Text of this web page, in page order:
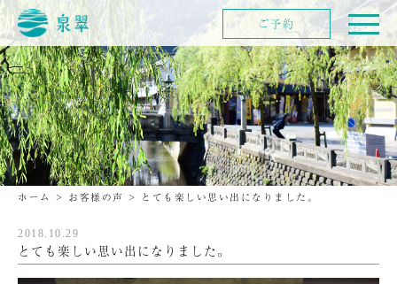
ホーム > お客様の声 > とても楽しい思い出になりました。
2018.10.29
とても楽しい思い出になりました。
ご予約